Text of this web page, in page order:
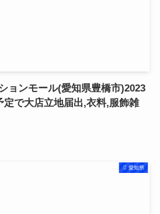
ョンモール(愛知県豊橋市)2023
定で大店立地届出,衣料,服飾雑
愛知県